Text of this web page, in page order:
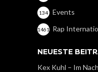
Events
134
Rap
1461
NEUESTE
Kex Kuhl – Im